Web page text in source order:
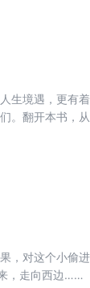
生境遇，更有
。翻开本书，
，对这个小偷
，走向西边……